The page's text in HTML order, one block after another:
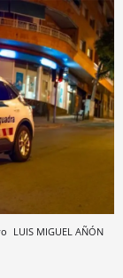
LUIS MIGUEL AÑÓN